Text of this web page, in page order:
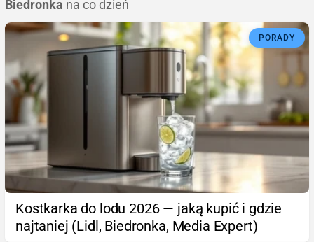
Biedronka na co dzień
PORADY
Kostkarka do lodu 2026 — jaką kupić i gdzie
najtaniej (Lidl, Biedronka, Media Expert)